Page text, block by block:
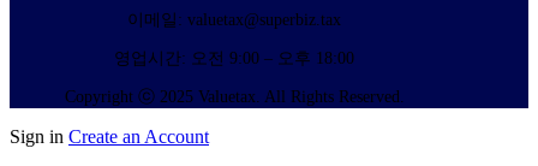
이메일: valuetax@superbiz.tax
영업시간: 오전 9:00 – 오후 18:00
Copyright ⓒ 2025 Valuetax. All Rights Reserved.
Sign in Create an Account